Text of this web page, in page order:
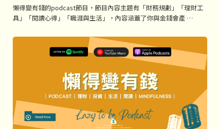
懶得變有錢的podcast節目，節目內容主題有「財務規劃」「理財工
具」「閱讀心得」「職涯與生活」，內容涵蓋了你與金錢會產 …